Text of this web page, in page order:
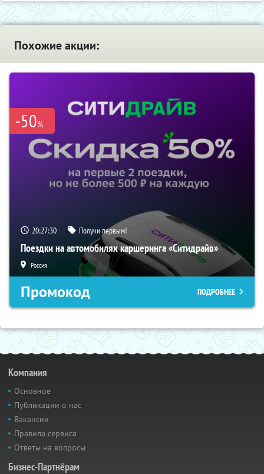
Похожие акции:
-50%
20:27:30 Получи первым!
Поездки на автомобилях каршеринга «Ситидрайв»
Россия
Промокод ПОДРОБНЕЕ
Компания
Основное
Публикации о нас
Вакансии
Правила сервиса
Ответы на вопросы
Бизнес-Партнёрам